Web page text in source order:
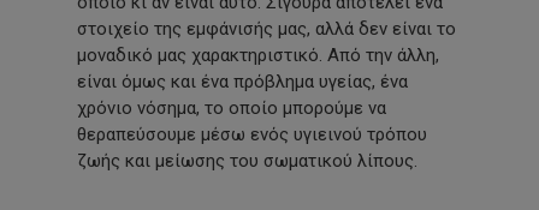
στοιχείο της εμφάνισής μας, αλλά δεν είναι το
μοναδικό μας χαρακτηριστικό. Από την άλλη,
είναι όμως και ένα πρόβλημα υγείας, ένα
χρόνιο νόσημα, το οποίο μπορούμε να
θεραπεύσουμε μέσω ενός υγιεινού τρόπου
ζωής και μείωσης του σωματικού λίπους.